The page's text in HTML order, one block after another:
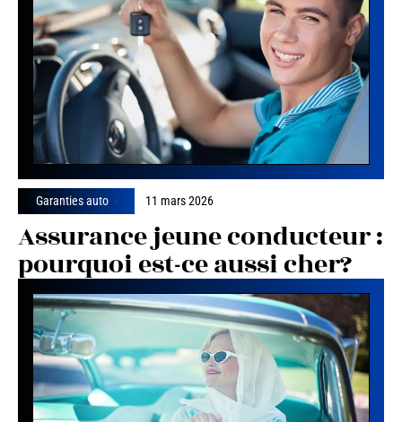
Garanties auto 11 mars 2026
Assurance jeune conducteur :
pourquoi est-ce aussi cher?